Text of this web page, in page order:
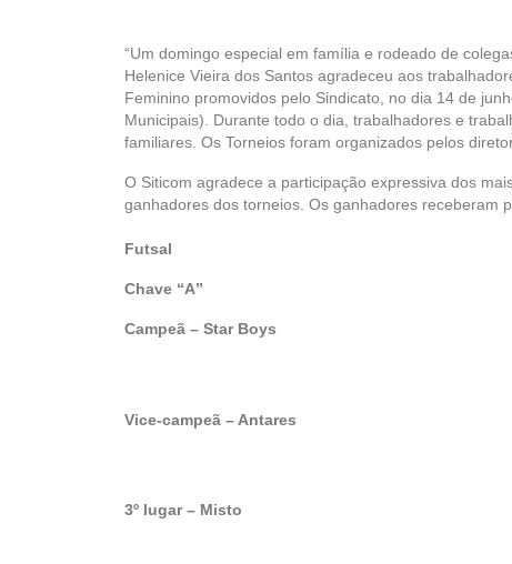
“Um domingo especial em família e rodeado de
Helenice Vieira dos Santos agradeceu aos
Feminino promovidos pelo Sindicato, no dia 14 de
Municipais). Durante todo o dia, trabalhadores e
familiares. Os Torneios foram organizados pelos
O Siticom agradece a participação expressiva dos
ganhadores dos torneios. Os ganhadores receberam
Futsal
Chave “A”
Campeã – Star Boys
Vice-campeã – Antares
3º lugar – Misto